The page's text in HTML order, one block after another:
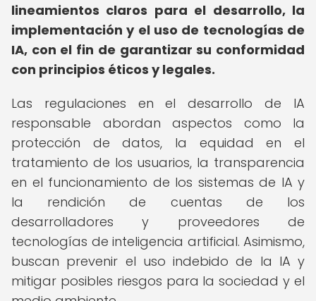
lineamientos claros para el desarrollo, la
implementación y el uso de tecnologías de
IA, con el fin de garantizar su conformidad
con principios éticos y legales.
Las regulaciones en el desarrollo de IA
responsable abordan aspectos como la
protección de datos, la equidad en el
tratamiento de los usuarios, la transparencia
en el funcionamiento de los sistemas de IA y
la rendición de cuentas de los
desarrolladores y proveedores de
tecnologías de inteligencia artificial. Asimismo,
buscan prevenir el uso indebido de la IA y
mitigar posibles riesgos para la sociedad y el